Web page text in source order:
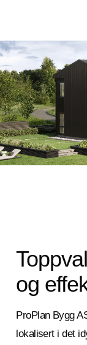
og
ProPlan Bygg
lokalisert i det